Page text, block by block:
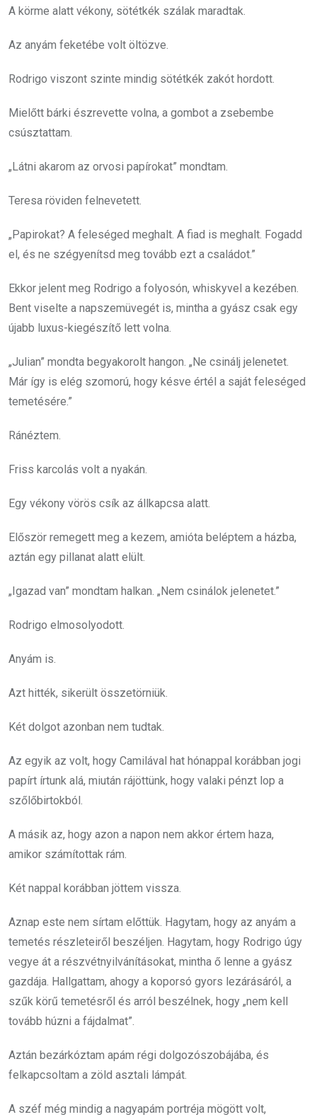
A körme alatt vékony, sötétkék szálak maradtak.
Az anyám feketébe volt öltözve.
Rodrigo viszont szinte mindig sötétkék zakót hordott.
Mielőtt bárki észrevette volna, a gombot a zsebembe
csúsztattam.
„Látni akarom az orvosi papírokat” mondtam.
Teresa röviden felnevetett.
„Papirokat? A feleséged meghalt. A fiad is meghalt. Fogadd
el, és ne szégyenítsd meg tovább ezt a családot.”
Ekkor jelent meg Rodrigo a folyosón, whiskyvel a kezében.
Bent viselte a napszemüvegét is, mintha a gyász csak egy
újabb luxus-kiegészítő lett volna.
„Julian” mondta begyakorolt hangon. „Ne csinálj jelenetet.
Már így is elég szomorú, hogy késve értél a saját feleséged
temetésére.”
Ránéztem.
Friss karcolás volt a nyakán.
Egy vékony vörös csík az állkapcsa alatt.
Először remegett meg a kezem, amióta beléptem a házba,
aztán egy pillanat alatt elült.
„Igazad van” mondtam halkan. „Nem csinálok jelenetet.”
Rodrigo elmosolyodott.
Anyám is.
Azt hitték, sikerült összetörniük.
Két dolgot azonban nem tudtak.
Az egyik az volt, hogy Camilával hat hónappal korábban jogi
papírt írtunk alá, miután rájöttünk, hogy valaki pénzt lop a
szőlőbirtokból.
A másik az, hogy azon a napon nem akkor értem haza,
amikor számítottak rám.
Két nappal korábban jöttem vissza.
Aznap este nem sírtam előttük. Hagytam, hogy az anyám a
temetés részleteiről beszéljen. Hagytam, hogy Rodrigo úgy
vegye át a részvétnyilvánításokat, mintha ő lenne a gyász
gazdája. Hallgattam, ahogy a koporsó gyors lezárásáról, a
szűk körű temetésről és arról beszélnek, hogy „nem kell
tovább húzni a fájdalmat”.
Aztán bezárkóztam apám régi dolgozószobájába, és
felkapcsoltam a zöld asztali lámpát.
A széf még mindig a nagyapám portréja mögött volt,